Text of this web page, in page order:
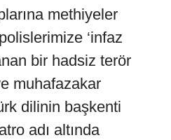
methiyeler
‘infaz
bir hadsiz terör
muhafazakar
dilinin başkenti
adı altında